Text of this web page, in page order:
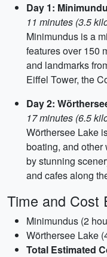
Day 1:
11 minutes (3.5
Minimundus is a
features over 150
and landmarks
Eiffel Tower, the
Day 2:
17 minutes (6.5
Wörthersee Lake
boating, and other
by stunning
and cafes along
Time and Cost
Minimundus (2
Wörthersee Lake
Total Estimated